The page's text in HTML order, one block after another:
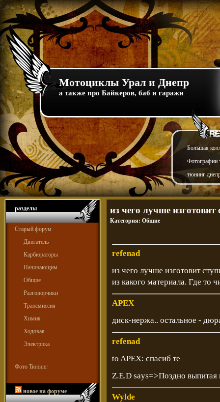
Мотоциклы Урал и Днепр
а также про Байкеров, баб и гаражи
Большая
Фотографии
тюнинг
разделы
Старый форум
Двигатель
Карбюраторы
Начинающим
Общие
Разговорчики
Трансмиссия
Химия
Ходовая
Электрика
Фото Тюнинг
новое на форуме
из чего лучше изготовит
Категория: Общие
refenad
из чего лучше изготовит
из какого материала. Где то
APEX
диск-нержа.. остальное -
refenad
to APEX: спасиб те
Z.E.D says=>Поздно выпитая
Wylde